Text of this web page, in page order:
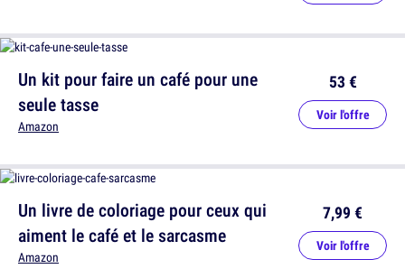
Un kit pour faire un café pour une
seule tasse
Amazon
53 €
Voir l'offre
Un livre de coloriage pour ceux qui
aiment le café et le sarcasme
Amazon
7,99 €
Voir l'offre